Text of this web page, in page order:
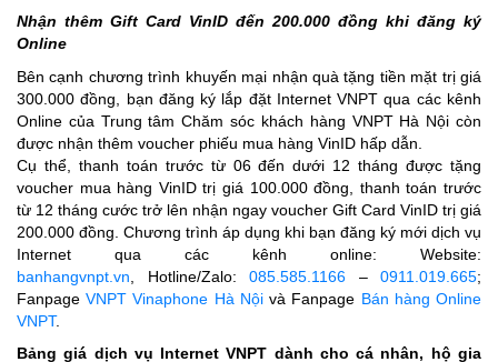
Nhận thêm Gift Card VinID đến 200.000 đồng khi đăng ký
Online
Bên cạnh chương trình khuyến mại nhận quà tặng tiền mặt trị giá
300.000 đồng, bạn đăng ký lắp đặt Internet VNPT qua các kênh
Online của Trung tâm Chăm sóc khách hàng VNPT Hà Nội còn
được nhận thêm voucher phiếu mua hàng VinID hấp dẫn.
Cụ thể, thanh toán trước từ 06 đến dưới 12 tháng được tặng
voucher mua hàng VinID trị giá 100.000 đồng, thanh toán trước
từ 12 tháng cước trở lên nhận ngay voucher Gift Card VinID trị giá
200.000 đồng. Chương trình áp dụng khi bạn đăng ký mới dịch vụ
Internet qua các kênh online: Website:
banhangvnpt.vn , Hotline/Zalo: 085.585.1166 – 0911.019.665;
FanpageVNPT Vinaphone Hà Nộivà Fanpage Bán hàng Online
VNPT.
Bảng giá dịch vụ Internet VNPT dành cho cá nhân, hộ gia